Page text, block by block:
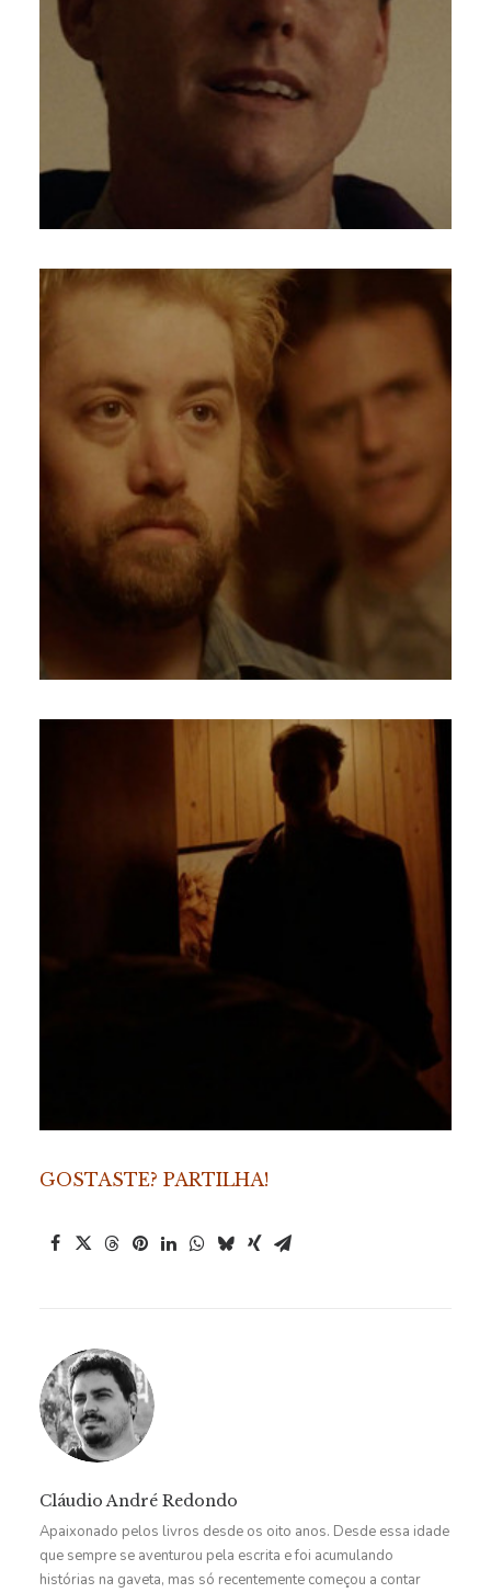
GOSTASTE? PARTILHA!
Cláudio André Redondo
Apaixonado pelos livros desde os oito anos. Desde essa idade
que sempre se aventurou pela escrita e foi acumulando
histórias na gaveta, mas só recentemente começou a contar